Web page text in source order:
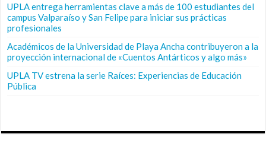
UPLA entrega herramientas clave a más de 100 estudiantes del
campus Valparaíso y San Felipe para iniciar sus prácticas
profesionales
Académicos de la Universidad de Playa Ancha contribuyeron a la
proyección internacional de «Cuentos Antárticos y algo más»
UPLA TV estrena la serie Raíces: Experiencias de Educación
Pública